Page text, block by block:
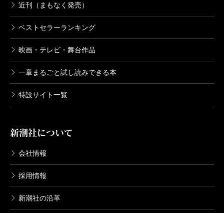
近刊（まもなく発売）
ベストセラーランキング
映画・テレビ・舞台作品
一章まるごと試し読みできる本
特設サイト一覧
新潮社について
会社情報
採用情報
新潮社の沿革